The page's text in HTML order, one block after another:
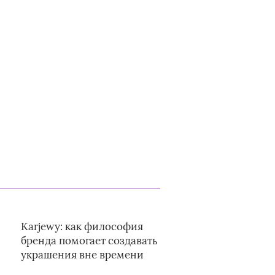
Karjewy: как философия
бренда помогает создавать
украшения вне времени